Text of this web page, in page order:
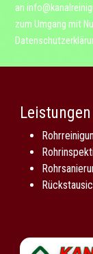
an
zum Umgang mit
Leistungen